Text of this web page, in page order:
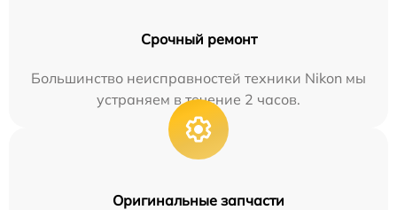
Срочный ремонт
Большинство неисправностей техники Nikon мы
устраняем в течение 2 часов.
Оригинальные запчасти